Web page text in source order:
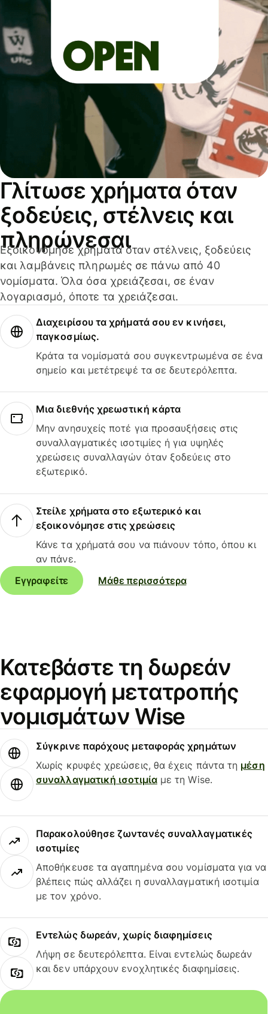
Γλίτωσε χρήματα όταν
ξοδεύεις, στέλνεις και
πληρώνεσαι
Εξοικονόμησε χρήματα όταν στέλνεις, ξοδεύεις
και λαμβάνεις πληρωμές σε πάνω από 40
νομίσματα. Όλα όσα χρειάζεσαι, σε έναν
λογαριασμό, όποτε τα χρειάζεσαι.
Διαχειρίσου τα χρήματά σου εν κινήσει,
παγκοσμίως.
Κράτα τα νομίσματά σου συγκεντρωμένα σε ένα
σημείο και μετέτρεψέ τα σε δευτερόλεπτα.
Μια διεθνής χρεωστική κάρτα
Μην ανησυχείς ποτέ για προσαυξήσεις στις
συναλλαγματικές ισοτιμίες ή για υψηλές
χρεώσεις συναλλαγών όταν ξοδεύεις στο
εξωτερικό.
Στείλε χρήματα στο εξωτερικό και
εξοικονόμησε στις χρεώσεις
Κάνε τα χρήματά σου να πιάνουν τόπο, όπου κι
αν πάνε.
Εγγραφείτε
Μάθε περισσότερα
Κατεβάστε τη δωρεάν
εφαρμογή μετατροπής
νομισμάτων Wise
Σύγκρινε παρόχους μεταφοράς χρημάτων
Χωρίς κρυφές χρεώσεις, θα έχεις πάντα τη μέση
συναλλαγματική ισοτιμίαμε τη Wise.
Παρακολούθησε ζωντανές συναλλαγματικές
ισοτιμίες
Αποθήκευσε τα αγαπημένα σου νομίσματα για να
βλέπεις πώς αλλάζει η συναλλαγματική ισοτιμία
με τον χρόνο.
Εντελώς δωρεάν, χωρίς διαφημίσεις
Λήψη σε δευτερόλεπτα. Είναι εντελώς δωρεάν
και δεν υπάρχουν ενοχλητικές διαφημίσεις.